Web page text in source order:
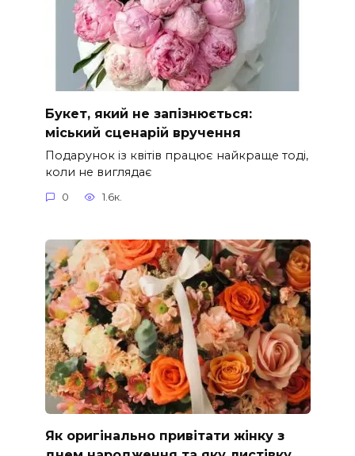
Букет, який не запізнюється:
міський сценарій вручення
Подарунок із квітів працює найкраще тоді,
коли не виглядає
0 1.6к.
Як оригінально привітати жінку з